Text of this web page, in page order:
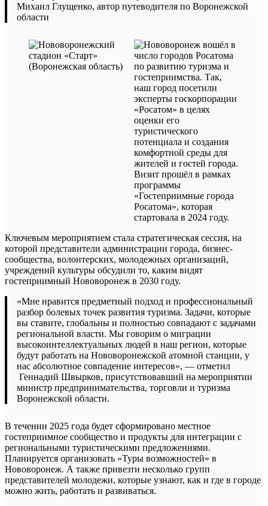
Михаил Глущенко, автор путеводителя по Воронежской
области
Ключевым мероприятием стала стратегическая сессия, на
которой представители администрации города, бизнес-
сообщества, волонтерских, молодежных организаций,
учреждений культуры обсудили то, каким видят
гостеприимный Нововоронеж в 2030 году.
«Мне нравится предметный подход и профессиональный
разбор болевых точек развития туризма. Задачи, которые
вы ставите, глобальны и полностью совпадают с задачами
региональной власти. Мы говорим о миграции
высокоинтеллектуальных людей в наш регион, которые
будут работать на Нововоронежской атомной станции, у
нас абсолютное совпадение интересов», — отметил
Геннадий Швырков, присутствовавший на мероприятии
министр предпринимательства, торговли и туризма
Воронежской области.
В течении 2025 года будет сформировано местное
гостеприимное сообщество и продукты для интеграции с
региональными туристическими предложениями.
Планируется организовать «Туры возможностей» в
Нововоронеж. А также привезти несколько групп
представителей молодежи, которые узнают, как и где в городе
можно жить, работать и развиваться.